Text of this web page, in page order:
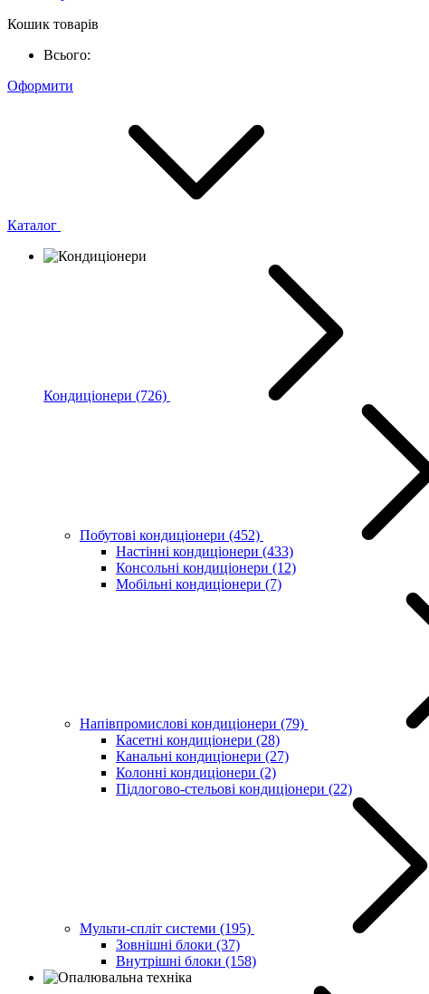
Кошик товарів
Всього:
Оформити
Каталог
Кондиціонери (726)
Побутові кондиціонери (452)
Настінні кондиціонери (433)
Консольні кондиціонери (12)
Мобільні кондиціонери (7)
Напівпромислові кондиціонери (79)
Касетні кондиціонери (28)
Канальні кондиціонери (27)
Колонні кондиціонери (2)
Підлогово-стельові кондиціонери (22)
Мульти-спліт системи (195)
Зовнішні блоки (37)
Внутрішні блоки (158)